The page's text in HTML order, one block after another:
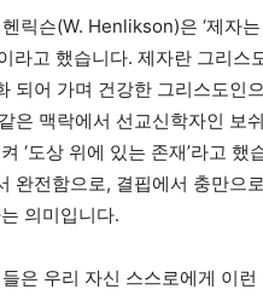
릭슨(W. Henlikson)은 ‘제자
라고 했습니다. 제자란 그리스
되어 가며 건강한 그리스도인
은 맥락에서 선교신학자인 보
‘도상 위에 있는 존재’라고 했
완전함으로, 결핍에서 충만으
의미입니다.
은 우리 자신 스스로에게 이